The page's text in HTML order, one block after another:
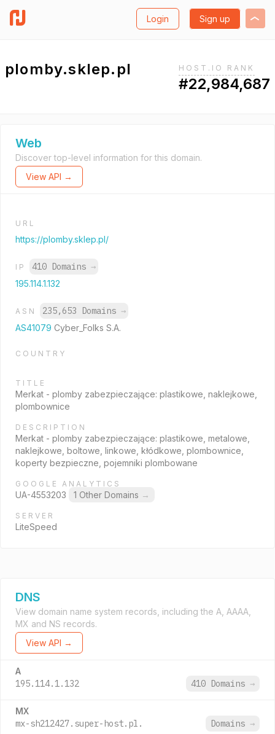
Login Sign up
plomby.sklep.pl HOST.IO RANK
#22,984,687
Web
Discover top-level information for this domain.
View API →
URL
https://plomby.sklep.pl/
IP 410 Domains →
195.114.1.132
ASN 235,653 Domains →
AS41079 Cyber_Folks S.A.
COUNTRY
TITLE
Merkat - plomby zabezpieczające: plastikowe, naklejkowe,
plombownice
DESCRIPTION
Merkat - plomby zabezpieczające: plastikowe, metalowe,
naklejkowe, boltowe, linkowe, kłódkowe, plombownice,
koperty bezpieczne, pojemniki plombowane
GOOGLE ANALYTICS
UA-4553203 1 Other Domains →
SERVER
LiteSpeed
DNS
View domain name system records, including the A, AAAA,
MX and NS records.
View API →
A
195.114.1.132 410 Domains →
MX
mx-sh212427.super-host.pl. Domains →